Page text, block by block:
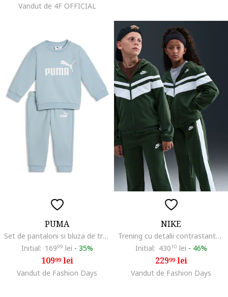
Vandut de 4F OFFICIAL
PUMA
Set de pantaloni si bluza de trening din amestec de bumbac - dwqfwqdpiese, Albastru pastel
Initial: 16999 lei - 35%
10999lei
Vandut de Fashion Days
NIKE
Trening cu detalii contrastante, Alb/Verde
Initial: 43010 lei - 46%
22999lei
Vandut de Fashion Days